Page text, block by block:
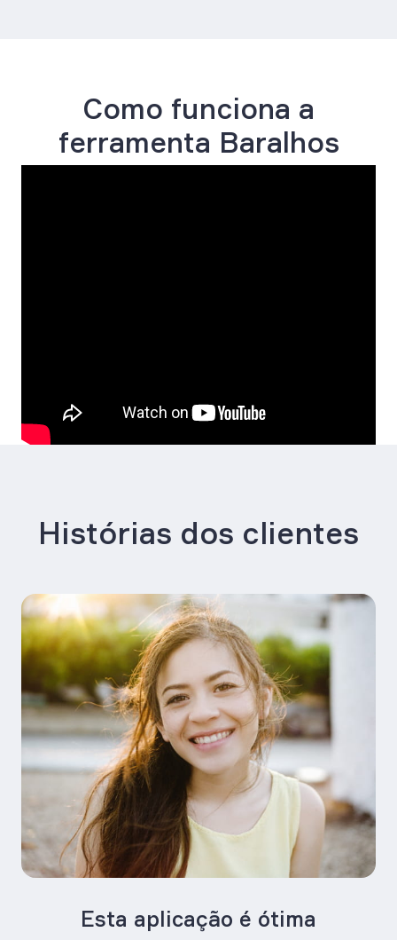
Como funciona a
ferramenta Baralhos
Personalizados?
Histórias dos clientes
Esta aplicação é ótima